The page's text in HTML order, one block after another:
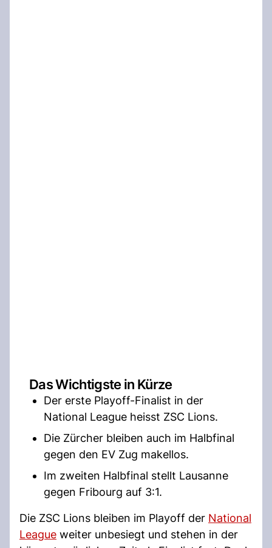
Das Wichtigste in Kürze
Der erste Playoff-Finalist in der
National League heisst ZSC Lions.
Die Zürcher bleiben auch im Halbfinal
gegen den EV Zug makellos.
Im zweiten Halbfinal stellt Lausanne
gegen Fribourg auf 3:1.
Die ZSC Lions bleiben im Playoff der National
League weiter unbesiegt und stehen in der